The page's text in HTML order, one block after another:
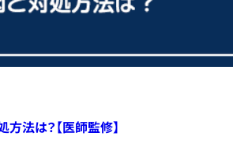
法は？【医師監修】